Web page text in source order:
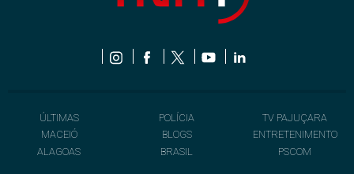
ÚLTIMAS
MACEIÓ
ALAGOAS
POLÍCIA
BLOGS
BRASIL
TV PAJUÇARA
ENTRETENIMENTO
PSCOM